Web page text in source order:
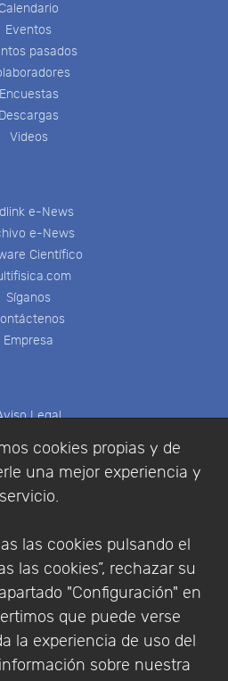
cookies propias y de
una mejor experiencia y
servicio.
las cookies pulsando el
las cookies”, rechazar su
"Configuración" en
que puede verse
la experiencia de uso del
sobre nuestra
Calendario
Eventos
pasados
Encuestas
Descargas
Videos
e-News
e-News
Científico
Síganos
Empresa
Legal
de Privacidad
de compra
Identificarse
| Política de Privacidad |
de Cookies